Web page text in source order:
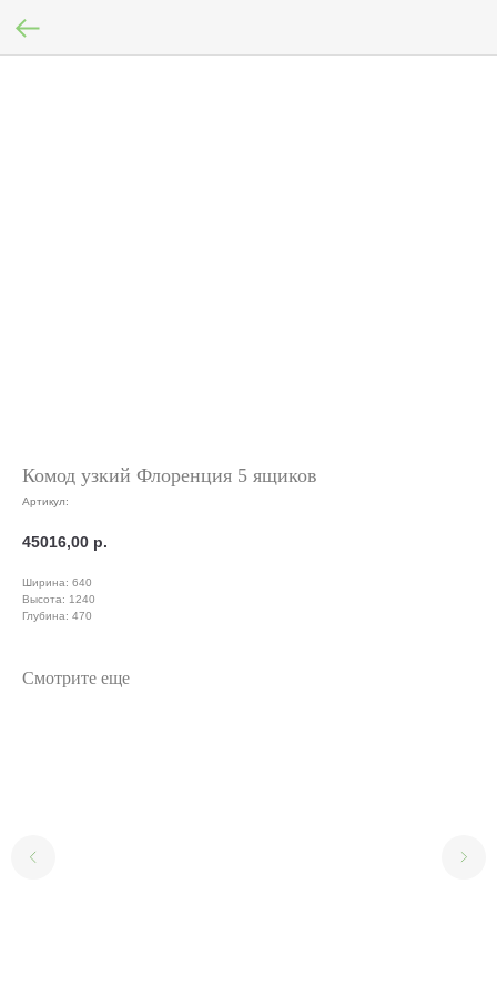
Комод узкий Флоренция 5 ящиков
Артикул:
45016,00 р.
Ширина: 640
Высота: 1240
Глубина: 470
Смотрите еще